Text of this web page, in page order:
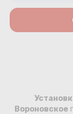
О нас
Бонусы
Вороновское